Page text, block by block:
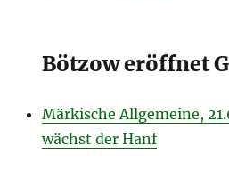
Bötzow eröffnet
Märkische Allgemeine,
wächst der Hanf